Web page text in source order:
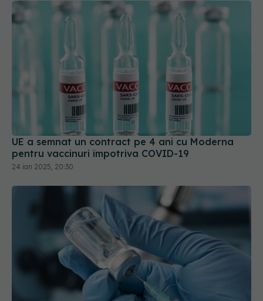
UE a semnat un contract pe 4 ani cu Moderna
pentru vaccinuri împotriva COVID-19
24 ian 2025, 20:30